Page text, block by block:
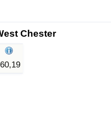
Chester
60,19
Nazione
(Corrente)
per Nazione
(Corrente)
Paese